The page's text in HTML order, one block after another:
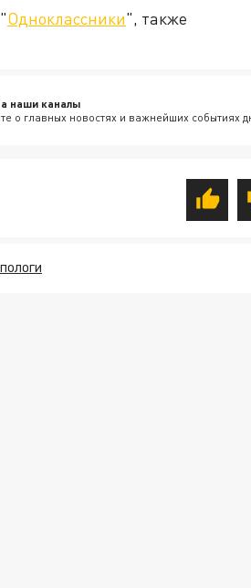
Одноклассники", также
наши каналы
о главных новостях и важнейших событиях